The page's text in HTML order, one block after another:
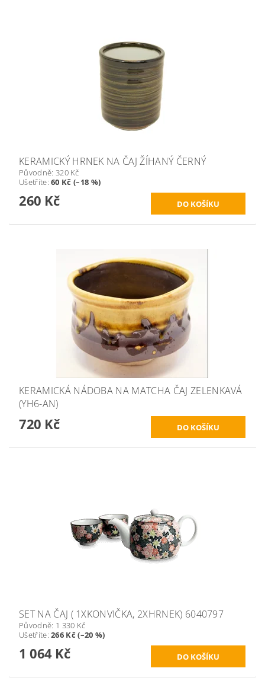
KERAMICKÝ HRNEK NA ČAJ ŽÍHANÝ ČERNÝ
Původně: 320 Kč
Ušetříte:60 Kč (–18 %)
260 Kč
KERAMICKÁ NÁDOBA NA MATCHA ČAJ ZELENKAVÁ
(YH6-AN)
720 Kč
SET NA ČAJ ( 1XKONVIČKA, 2XHRNEK) 6040797
Původně: 1 330 Kč
Ušetříte:266 Kč (–20 %)
1 064 Kč